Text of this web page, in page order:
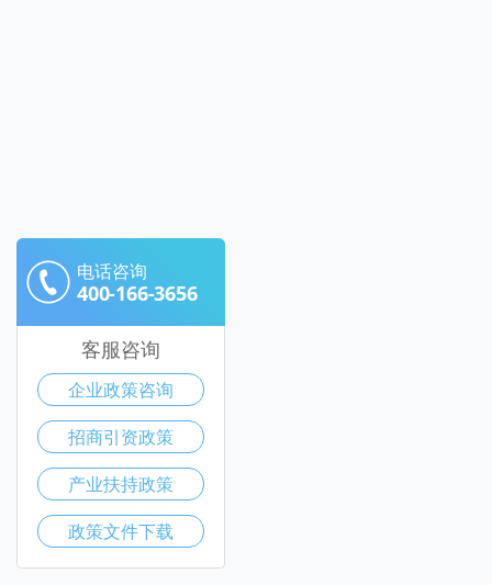
电话咨询
400-166-3656
客服咨询
企业政策咨询
招商引资政策
产业扶持政策
政策文件下载